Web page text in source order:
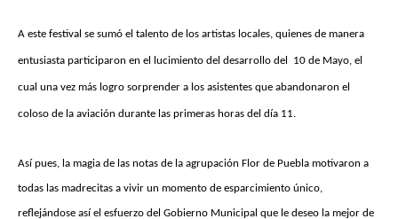
A este festival se sumó el talento de los artistas locales, quienes de manera
entusiasta participaron en el lucimiento del desarrollo del 10 de Mayo, el
cual una vez más logro sorprender a los asistentes que abandonaron el
coloso de la aviación durante las primeras horas del día 11.
Así pues, la magia de las notas de la agrupación Flor de Puebla motivaron a
todas las madrecitas a vivir un momento de esparcimiento único,
reflejándose así el esfuerzo del Gobierno Municipal que le deseo la mejor de